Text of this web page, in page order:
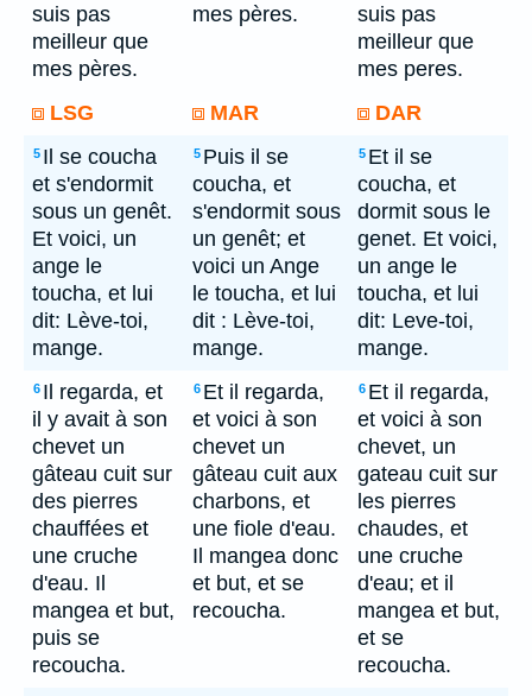
suis pas
meilleur que
mes pères.
mes pères.
suis pas
meilleur que
mes peres.
LSG
MAR DAR
5 Il se coucha
et s'endormit
sous un genêt.
Et voici, un
ange le
toucha, et lui
dit: Lève-toi,
mange.
5 Puis il se
coucha, et
s'endormit sous
un genêt; et
voici un Ange
le toucha, et lui
dit : Lève-toi,
mange.
5 Et il se
coucha, et
dormit sous le
genet. Et voici,
un ange le
toucha, et lui
dit: Leve-toi,
mange.
6 Il regarda, et
il y avait à son
chevet un
gâteau cuit sur
des pierres
chauffées et
une cruche
d'eau. Il
mangea et but,
puis se
recoucha.
6 Et il regarda,
et voici à son
chevet un
gâteau cuit aux
charbons, et
une fiole d'eau.
Il mangea donc
et but, et se
recoucha.
6 Et il regarda,
et voici à son
chevet, un
gateau cuit sur
les pierres
chaudes, et
une cruche
d'eau; et il
mangea et but,
et se
recoucha.